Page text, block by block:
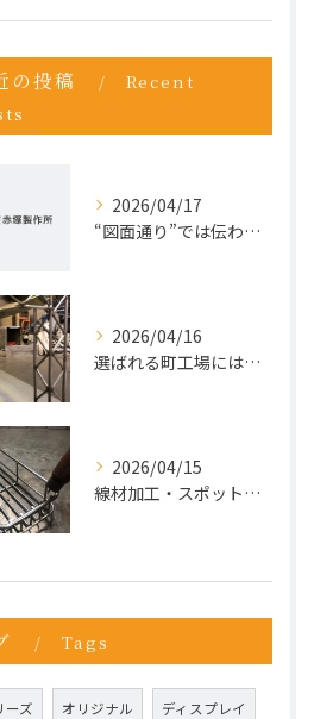
の投稿
Recent
2026/04/17
“図面通り”では伝わらない仕事が増えている理由
2026/04/16
選ばれる町工場には、理由がある。今こそ“依頼先の見直し”を。
2026/04/15
線材加工・スポット溶接ならお任せ
Tags
ーズ オリジナル ディスプレイ